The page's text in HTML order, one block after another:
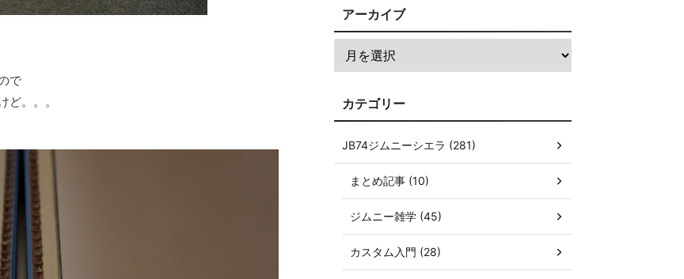
で
ど。。。
アーカイブ
カテゴリー
JB74ジムニーシエラ (281)
まとめ記事 (10)
ジムニー雑学 (45)
カスタム入門 (28)